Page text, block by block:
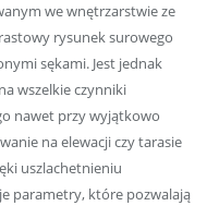
we wnętrzarstwie ze
rysunek surowego
sękami. Jest jednak
wszelkie czynniki
nawet przy wyjątkowo
na elewacji czy tarasie
uszlachetnieniu
parametry, które pozwalają